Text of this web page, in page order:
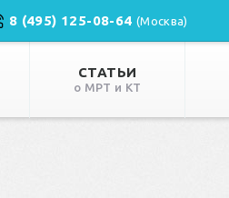
8 (495) 125-08-64(Москва)
СТАТЬИ
о МРТ и КТ